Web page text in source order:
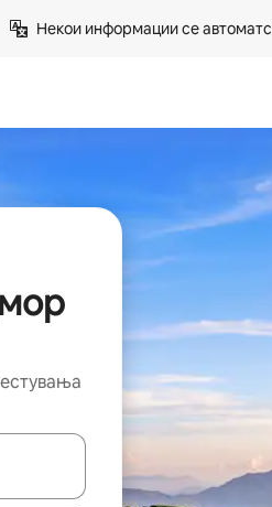
Некои информации се
се со копчињата со стрелки